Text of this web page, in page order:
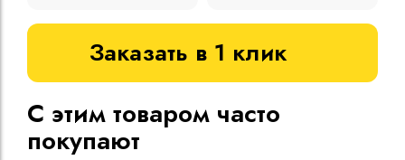
Заказать в 1 клик
С этим товаром часто
покупают